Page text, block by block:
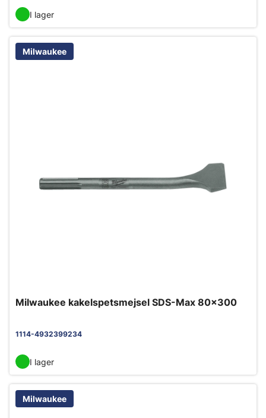
I lager
Milwaukee
Milwaukee kakelspetsmejsel SDS-Max 80x300
1114-4932399234
I lager
Milwaukee